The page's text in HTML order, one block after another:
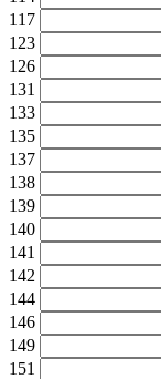
117
123
126
131
133
135
137
138
139
140
141
142
144
146
149
151